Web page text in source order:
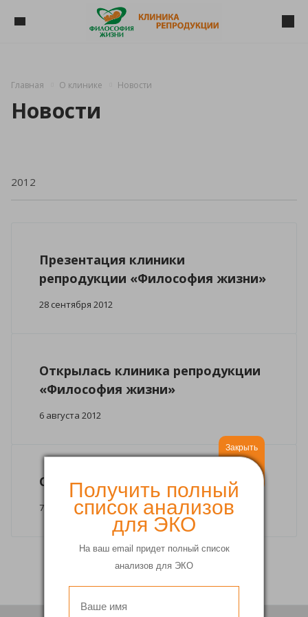
Получить полный
список анализов
для ЭКО
На ваш email придет полный список
анализов для ЭКО
Закрыть
Главная О клинике Новости
Новости
Презентация клиники
репродукции «Философия жизни»
28 сентября 2012
Открылась клиника репродукции
«Философия жизни»
6 августа 2012
C 8 марта!
7 марта 2012